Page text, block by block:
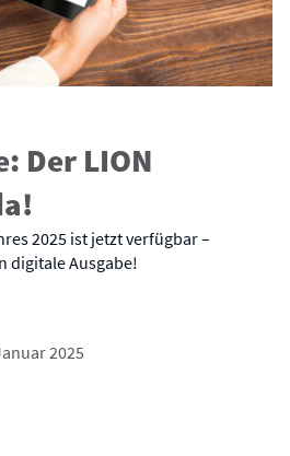
Der LION
2025 ist jetzt verfügbar –
digitale Ausgabe!
2025